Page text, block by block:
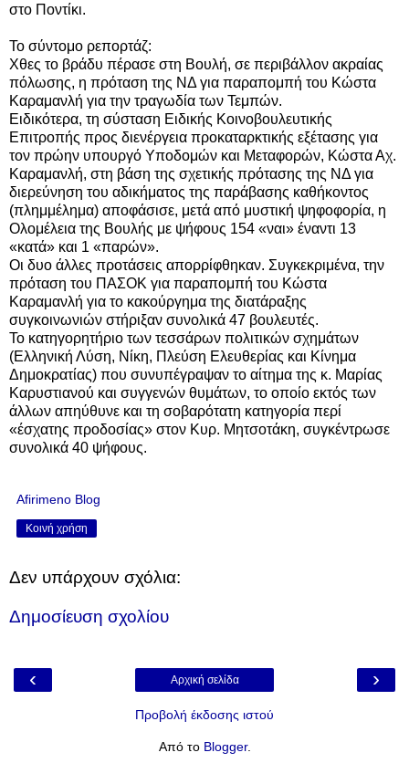
στο Ποντίκι.
Το σύντομο ρεπορτάζ:
Χθες το βράδυ πέρασε στη Βουλή, σε περιβάλλον ακραίας
πόλωσης, η πρόταση της ΝΔ για παραπομπή του Κώστα
Καραμανλή για την τραγωδία των Τεμπών.
Ειδικότερα, τη σύσταση Ειδικής Κοινοβουλευτικής
Επιτροπής προς διενέργεια προκαταρκτικής εξέτασης για
τον πρώην υπουργό Υποδομών και Μεταφορών, Κώστα Αχ.
Καραμανλή, στη βάση της σχετικής πρότασης της ΝΔ για
διερεύνηση του αδικήματος της παράβασης καθήκοντος
(πλημμέλημα) αποφάσισε, μετά από μυστική ψηφοφορία, η
Ολομέλεια της Βουλής με ψήφους 154 «ναι» έναντι 13
«κατά» και 1 «παρών».
Οι δυο άλλες προτάσεις απορρίφθηκαν. Συγκεκριμένα, την
πρόταση του ΠΑΣΟΚ για παραπομπή του Κώστα
Καραμανλή για το κακούργημα της διατάραξης
συγκοινωνιών στήριξαν συνολικά 47 βουλευτές.
Το κατηγορητήριο των τεσσάρων πολιτικών σχημάτων
(Ελληνική Λύση, Νίκη, Πλεύση Ελευθερίας και Κίνημα
Δημοκρατίας) που συνυπέγραψαν το αίτημα της κ. Μαρίας
Καρυστιανού και συγγενών θυμάτων, το οποίο εκτός των
άλλων απηύθυνε και τη σοβαρότατη κατηγορία περί
«έσχατης προδοσίας» στον Κυρ. Μητσοτάκη, συγκέντρωσε
συνολικά 40 ψήφους.
Afirimeno Blog
Κοινή χρήση
Δεν υπάρχουν σχόλια:
Δημοσίευση σχολίου
‹ ›
Αρχική σελίδα
Προβολή έκδοσης ιστού
Από το Blogger.